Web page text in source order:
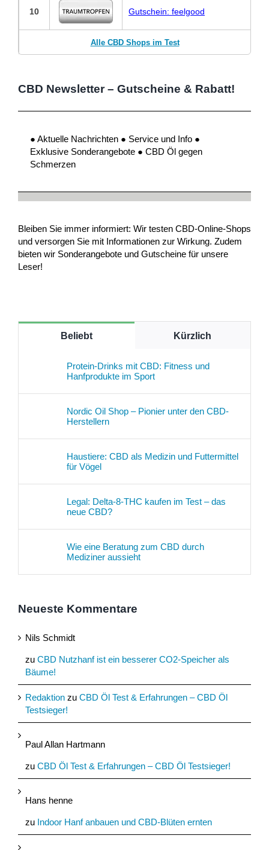
10 Gutschein: feelgood
Alle CBD Shops im Test
CBD Newsletter – Gutscheine & Rabatt!
● Aktuelle Nachrichten ● Service und Info ●
Exklusive Sonderangebote ● CBD Öl gegen
Schmerzen
Bleiben Sie immer informiert: Wir testen CBD-Online-Shops
und versorgen Sie mit Informationen zur Wirkung. Zudem
bieten wir Sonderangebote und Gutscheine für unsere
Leser!
Beliebt Kürzlich
Protein-Drinks mit CBD: Fitness und
Hanfprodukte im Sport
Nordic Oil Shop – Pionier unter den CBD-
Herstellern
Haustiere: CBD als Medizin und Futtermittel
für Vögel
Legal: Delta-8-THC kaufen im Test – das
neue CBD?
Wie eine Beratung zum CBD durch
Mediziner aussieht
Neueste Kommentare
Nils Schmidt
zu CBD Nutzhanf ist ein besserer CO2-Speicher als
Bäume!
Redaktion zu CBD Öl Test & Erfahrungen – CBD Öl
Testsieger!
Paul Allan Hartmann
zu CBD Öl Test & Erfahrungen – CBD Öl Testsieger!
Hans henne
zu Indoor Hanf anbauen und CBD-Blüten ernten